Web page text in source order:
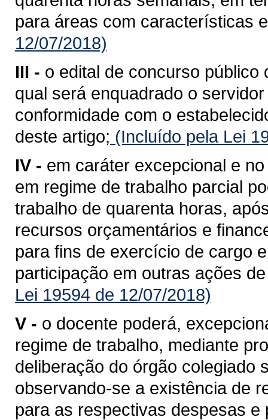
para áreas com características
12/07/2018)
III - o edital de concurso público
qual será enquadrado o
conformidade com o
deste artigo; (Incluído pela Lei
IV - em caráter excepcional e
em regime de trabalho parcial
trabalho de quarenta horas,
recursos orçamentários e
para fins de exercício de cargo
participação em outras ações
Lei 19594 de 12/07/2018)
V - o docente poderá,
regime de trabalho, mediante
deliberação do órgão colegiado
observando-se a existência de
para as respectivas despesas